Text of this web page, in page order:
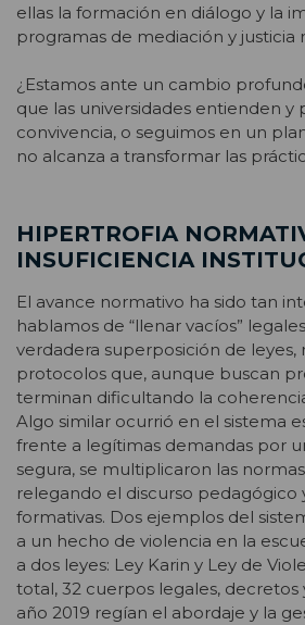
ellas la formación en diálogo y la
programas de mediación y justicia
¿Estamos ante un cambio
que las universidades entienden y
convivencia, o seguimos en un
no alcanza a transformar las
HIPERTROFIA
INSUFICIENCIA
El avance normativo ha sido tan
hablamos de “llenar vacíos”
verdadera superposición de leyes,
protocolos que, aunque buscan
terminan dificultando la
Algo similar ocurrió en el sistema
frente a legítimas demandas por
segura, se multiplicaron las
relegando el discurso pedagógico
formativas. Dos ejemplos del
a un hecho de violencia en la
a dos leyes: Ley Karin y Ley de
total, 32 cuerpos legales, decretos
año 2019 regían el abordaje y la